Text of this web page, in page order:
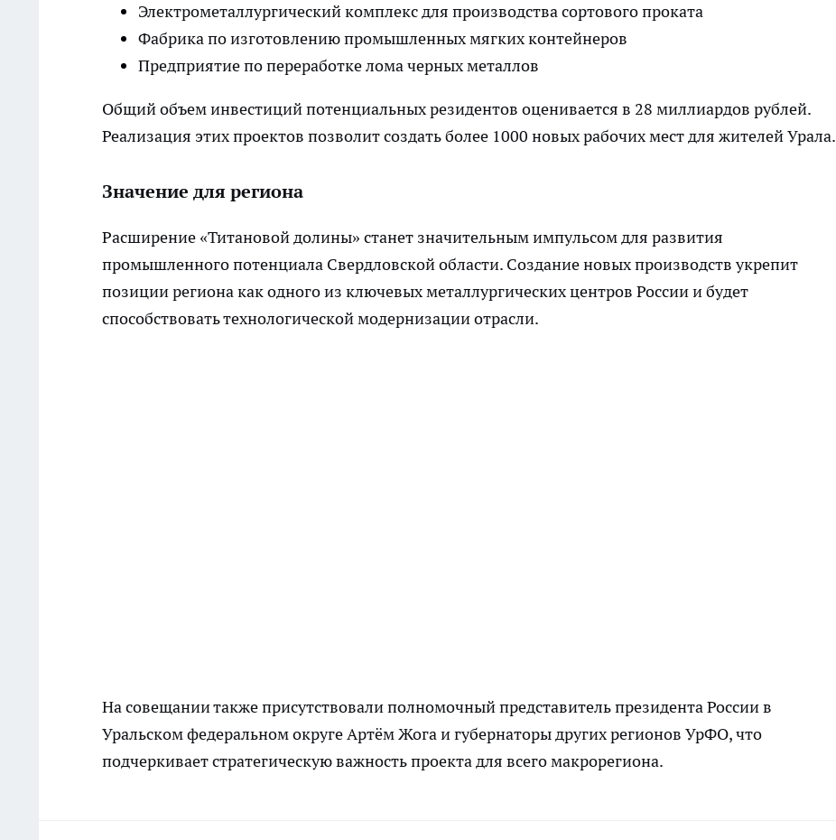
Электрометаллургический комплекс для производства сортового проката
Фабрика по изготовлению промышленных мягких контейнеров
Предприятие по переработке лома черных металлов
Общий объем инвестиций потенциальных резидентов оценивается в 28 миллиардов рублей.
Реализация этих проектов позволит создать более 1000 новых рабочих мест для жителей Урала.
Значение для региона
Расширение «Титановой долины» станет значительным импульсом для развития
промышленного потенциала Свердловской области. Создание новых производств укрепит
позиции региона как одного из ключевых металлургических центров России и будет
способствовать технологической модернизации отрасли.
На совещании также присутствовали полномочный представитель президента России в
Уральском федеральном округе Артём Жога и губернаторы других регионов УрФО, что
подчеркивает стратегическую важность проекта для всего макрорегиона.